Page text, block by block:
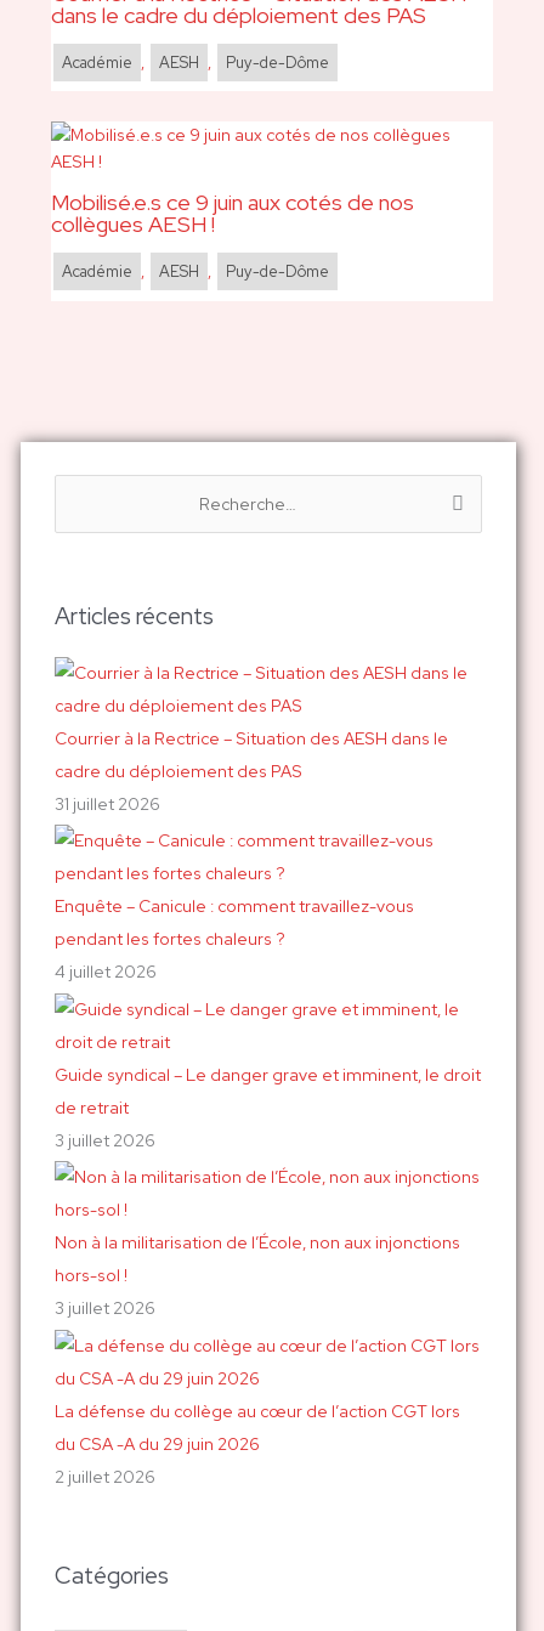
e
h
r
c
h
e
r
:
Articles récents
Courrier à la Rectrice – Situation des AESH dans le
cadre du déploiement des PAS
31 juillet 2026
Enquête – Canicule : comment travaillez-vous
pendant les fortes chaleurs ?
4 juillet 2026
Guide syndical – Le danger grave et imminent, le droit
de retrait
3 juillet 2026
Non à la militarisation de l’École, non aux injonctions
hors-sol !
3 juillet 2026
La défense du collège au cœur de l’action CGT lors
du CSA -A du 29 juin 2026
2 juillet 2026
Catégories
dans le cadre du déploiement des PAS
Académie , AESH , Puy-de-Dôme
Mobilisé.e.s ce 9 juin aux cotés de nos
collègues AESH !
Académie , AESH , Puy-de-Dôme